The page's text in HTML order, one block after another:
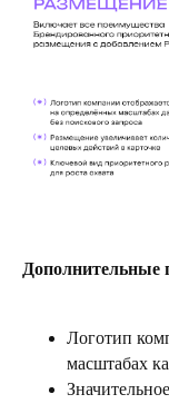
Дополнительные
Логотип
масштабах